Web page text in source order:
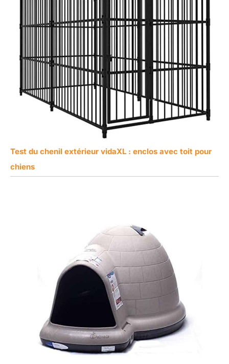
Test du chenil extérieur vidaXL : enclos avec toit pour
chiens